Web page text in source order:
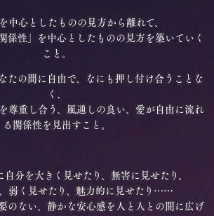
中心としたものの見方から離れて、
係性」を中心としたものの見方を築いていく
こと。
たの間に自由で、なにも押し付け合うことな
く、
尊重し合う、風通しの良い、愛が自由に流れ
る関係性を見出すこと。
自分を大きく見せたり、無害に見せたり、
弱く見せたり、魅力的に見せたり……
のない、静かな安心感を人と人との間に広げ